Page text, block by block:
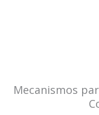
Mecanismos